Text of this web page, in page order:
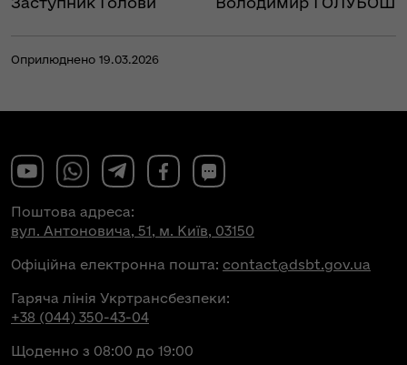
Оприлюднено 19.03.2026
Поштова адреса:
вул. Антоновича, 51, м. Київ, 03150
Офіційна електронна пошта: contact@dsbt.gov.ua
Гаряча лінія Укртрансбезпеки:
+38 (044) 350-43-04
Щоденно з 08:00 до 19:00